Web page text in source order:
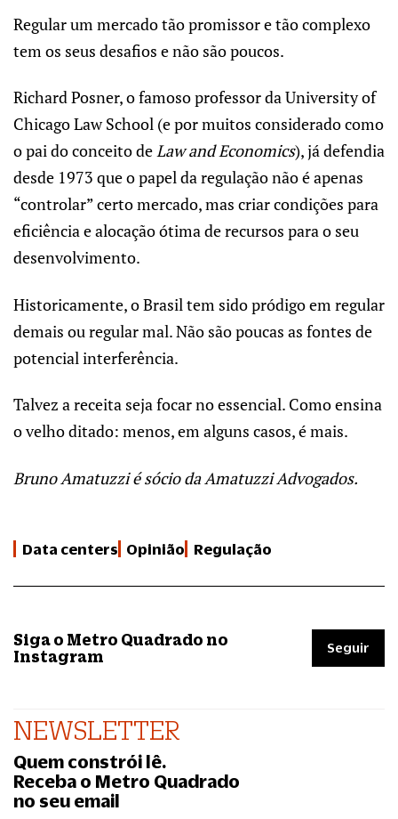
Regular um mercado tão promissor e tão complexo
tem os seus desafios e não são poucos.
Richard Posner, o famoso professor da University of
Chicago Law School (e por muitos considerado como
o pai do conceito deLaw and Economics), já defendia
desde 1973 que o papel da regulação não é apenas
“controlar” certo mercado, mas criar condições para
eficiência e alocação ótima de recursos para o seu
desenvolvimento.
Historicamente, o Brasil tem sido pródigo em regular
demais ou regular mal. Não são poucas as fontes de
potencial interferência.
Talvez a receita seja focar no essencial. Como ensina
o velho ditado: menos, em alguns casos, é mais.
Bruno Amatuzzi é sócio da Amatuzzi Advogados.
Data centers Opinião Regulação
Siga o Metro Quadrado no
Instagram
Seguir
NEWSLETTER
Quem constrói lê.
Receba o Metro Quadrado
no seu email